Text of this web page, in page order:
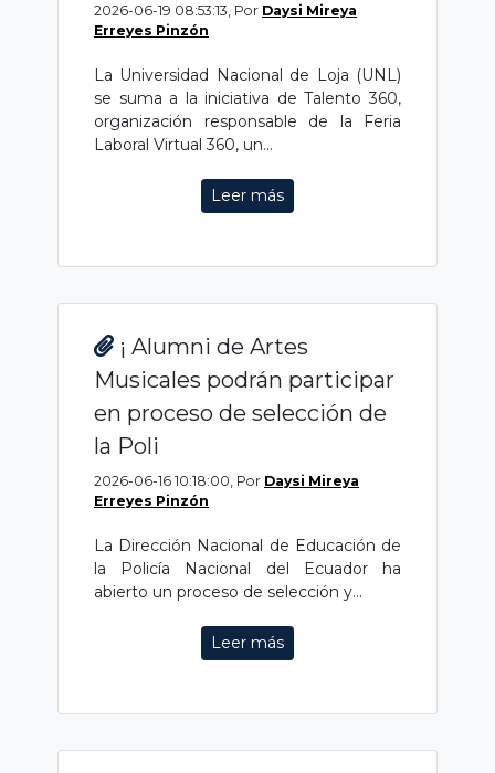
2026-06-19 08:53:13, Por Daysi Mireya
Erreyes Pinzón
La Universidad Nacional de Loja (UNL)
se suma a la iniciativa de Talento 360,
organización responsable de la Feria
Laboral Virtual 360, un...
Leer más
¡ Alumni de Artes
Musicales podrán participar
en proceso de selección de
la Poli
2026-06-16 10:18:00, Por Daysi Mireya
Erreyes Pinzón
La Dirección Nacional de Educación de
la Policía Nacional del Ecuador ha
abierto un proceso de selección y...
Leer más